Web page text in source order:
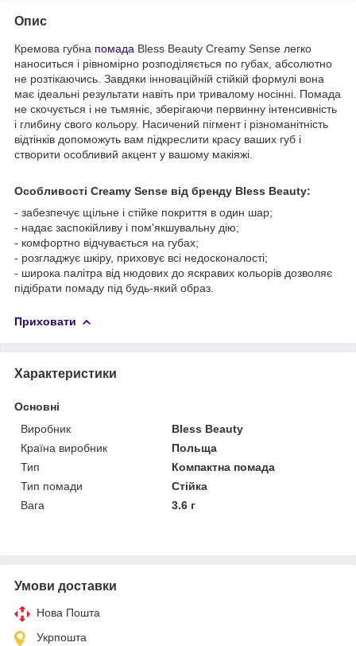
Опис
Кремова губна помада Bless Beauty Creamy Sense легко
наноситься і рівномірно розподіляється по губах, абсолютно
не розтікаючись. Завдяки інноваційній стійкій формулі вона
має ідеальні результати навіть при тривалому носінні. Помада
не скочується і не тьмяніє, зберігаючи первинну інтенсивність
і глибину свого кольору. Насичений пігмент і різноманітність
відтінків допоможуть вам підкреслити красу ваших губ і
створити особливий акцент у вашому макіяжі.
Особливості Creamy Sense від бренду Bless Beauty:
- забезпечує щільне і стійке покриття в один шар;
- надає заспокійливу і пом'якшувальну дію;
- комфортно відчувається на губах;
- розгладжує шкіру, приховує всі недосконалості;
- широка палітра від нюдових до яскравих кольорів дозволяє
підібрати помаду під будь-який образ.
Приховати
Характеристики
Основні
Виробник
Bless Beauty
Країна виробник
Польща
Тип
Компактна помада
Тип помади
Стійка
Вага
3.6 г
Умови доставки
Нова Пошта
Укрпошта